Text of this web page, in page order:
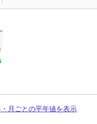
月ごとの平年値を表示